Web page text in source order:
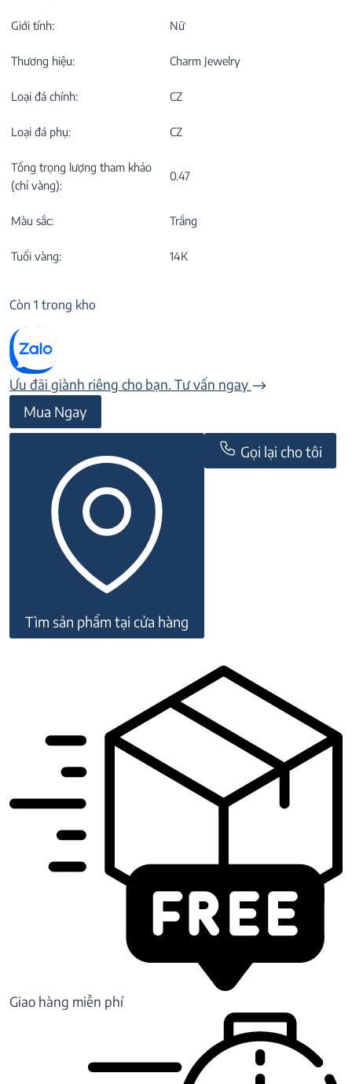
Giới tính: Nữ
Thương hiệu: Charm Jewelry
Loại đá chính: CZ
Loại đá phụ: CZ
Tổng trọng lượng tham khảo
(chỉ vàng):
0.47
Màu sắc: Trắng
Tuổi vàng: 14K
Còn 1 trong kho
Ưu đãi giành riêng cho bạn. Tư vấn ngay
Mặt
dây
23M023
Mua Ngay
Tìm sản phẩm tại cửa hàng
Gọi lại cho tôi
Giao hàng miễn phí